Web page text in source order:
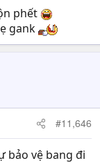
phết
gank
#11,646
bảo vệ bang đi